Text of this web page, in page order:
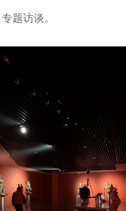
题访谈。